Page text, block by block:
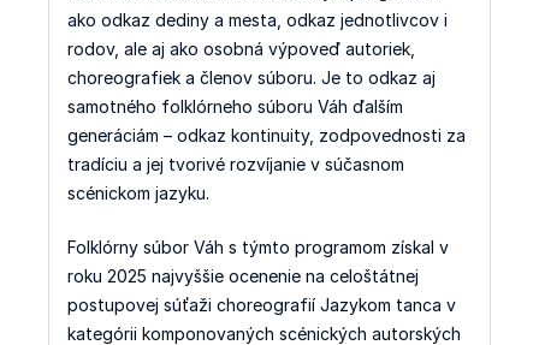
ako odkaz dediny a mesta, odkaz jednotlivcov i
rodov, ale aj ako osobná výpoveď autoriek,
choreografiek a členov súboru. Je to odkaz aj
samotného folklórneho súboru Váh ďalším
generáciám – odkaz kontinuity, zodpovednosti za
tradíciu a jej tvorivé rozvíjanie v súčasnom
scénickom jazyku.
Folklórny súbor Váh s týmto programom získal v
roku 2025 najvyššie ocenenie na celoštátnej
postupovej súťaži choreografií Jazykom tanca v
kategórii komponovaných scénických autorských